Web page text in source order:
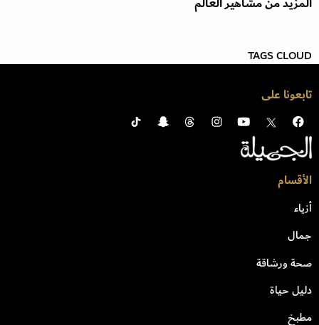
TAGS CLOUD
تابعونا على
الأقسام
أزياء
جمال
صحة ورشاقة
دليل حياة
مطبخ